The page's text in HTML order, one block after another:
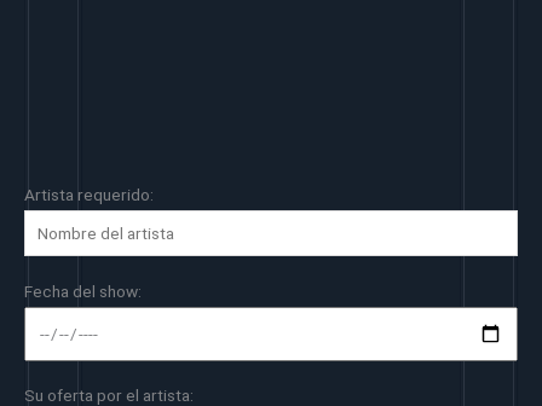
Artista requerido:
Fecha del show:
Su oferta por el artista: